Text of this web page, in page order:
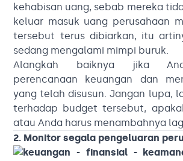
kehabisan uang, sebab mereka
keluar masuk uang perusahaan
tersebut terus dibiarkan, itu
sedang mengalami mimpi buruk.
Alangkah baiknya jika
perencanaan keuangan dan
yang telah disusun. Jangan lupa,
terhadap budget tersebut,
atau Anda harus menambahnya
2. Monitor segala pengeluaran